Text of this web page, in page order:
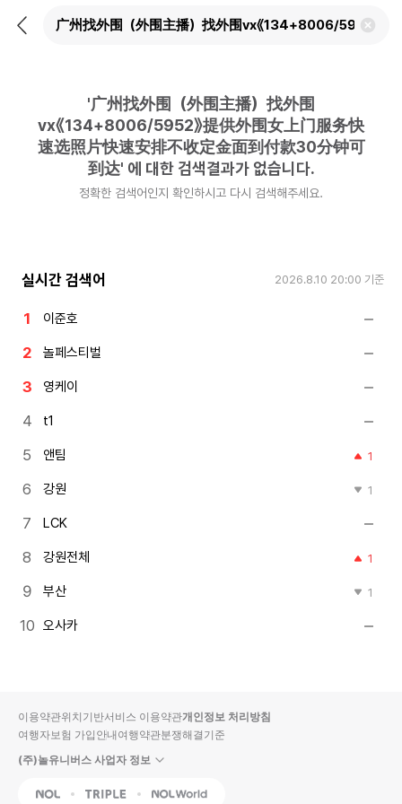
뒤
검
'广州找外围（外围主播）找外围
vx《134+8006/5952》提供外围女上门服务快
速选照片快速安排不收定金面到付款30分钟可
到达' 에 대한 검색결과가 없습니다.
정확한 검색어인지 확인하시고 다시 검색해주세요.
실시간 검색어 2026.8.10 20:00 기준
이준호
놀페스티벌
영케이
t1
앤팀 1
강원 1
LCK
강원전체 1
부산 1
오사카
이용약관위치기반서비스 이용약관개인정보 처리방침
여행자보험 가입안내여행약관분쟁해결기준
(주)놀유니버스 사업자 정보
NOL Triple Interpark Global